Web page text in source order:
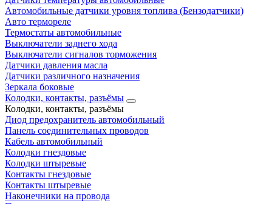
Автомобильные датчики уровня топлива (Бензодатчики)
Авто термореле
Термостаты автомобильные
Выключатели заднего хода
Выключатели сигналов торможения
Датчики давления масла
Датчики различного назначения
Зеркала боковые
Колодки, контакты, разъёмы
Колодки, контакты, разъёмы
Диод предохранитель автомобильный
Панель соединительных проводов
Кабель автомобильный
Колодки гнездовые
Колодки штыревые
Контакты гнездовые
Контакты штыревые
Наконечники на провода